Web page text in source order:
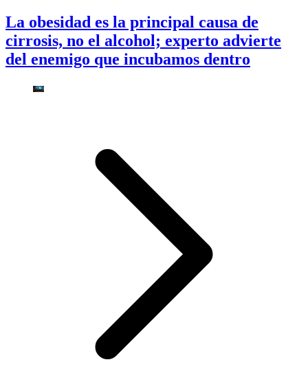
La obesidad es la principal causa de
cirrosis, no el alcohol; experto advierte
del enemigo que incubamos dentro